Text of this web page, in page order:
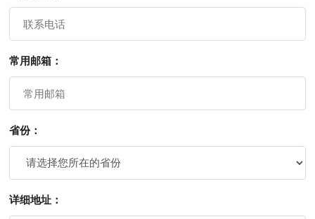
常用邮箱：
省份：
详细地址：